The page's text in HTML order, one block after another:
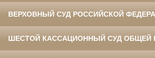
ВЕРХОВНЫЙ СУД РОССИЙСКОЙ
ШЕСТОЙ КАССАЦИОННЫЙ СУД ОБЩЕЙ